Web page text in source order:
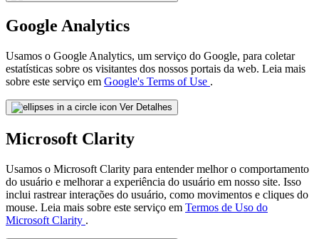
Google Analytics
Usamos o Google Analytics, um serviço do Google, para coletar
estatísticas sobre os visitantes dos nossos portais da web. Leia mais
sobre este serviço em Google's Terms of Use .
Ver Detalhes
Microsoft Clarity
Usamos o Microsoft Clarity para entender melhor o comportamento
do usuário e melhorar a experiência do usuário em nosso site. Isso
inclui rastrear interações do usuário, como movimentos e cliques do
mouse. Leia mais sobre este serviço em Termos de Uso do
Microsoft Clarity .